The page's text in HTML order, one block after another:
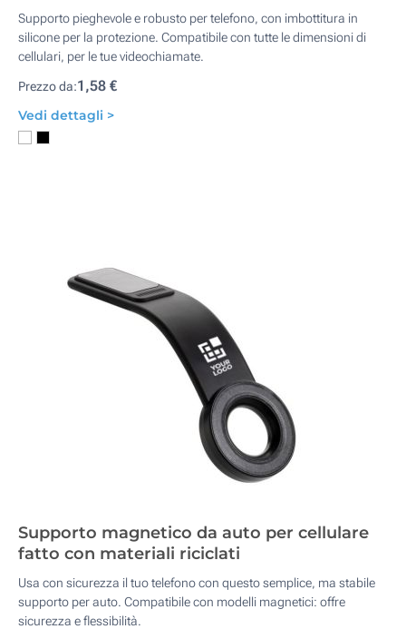
Supporto pieghevole e robusto per telefono, con imbottitura in
silicone per la protezione. Compatibile con tutte le dimensioni di
cellulari, per le tue videochiamate.
Prezzo da:1,58 €
Vedi dettagli >
Supporto magnetico da auto per cellulare
fatto con materiali riciclati
Usa con sicurezza il tuo telefono con questo semplice, ma stabile
supporto per auto. Compatibile con modelli magnetici: offre
sicurezza e flessibilità.